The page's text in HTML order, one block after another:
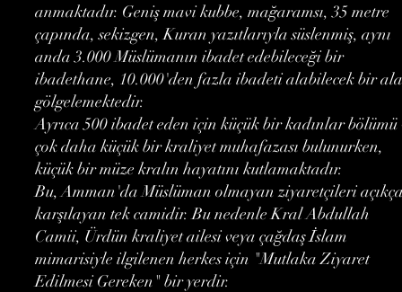
anmaktadır. Geniş mavi kubbe, mağaramsı, 35 metre
çapında, sekizgen, Kuran yazıtlarıyla süslenmiş, aynı
anda 3.000 Müslümanın ibadet edebileceği bir
ibadethane, 10.000'den fazla ibadeti alabilecek bir
gölgelemektedir.
Ayrıca 500 ibadet eden için küçük bir kadınlar bölümü
çok daha küçük bir kraliyet muhafazası bulunurken,
küçük bir müze kralın hayatını kutlamaktadır.
Bu, Amman'da Müslüman olmayan ziyaretçileri
karşılayan tek camidir. Bu nedenle Kral Abdullah
Camii, Ürdün kraliyet ailesi veya çağdaş İslam
mimarisiyle ilgilenen herkes için "Mutlaka Ziyaret
Edilmesi Gereken" bir yerdir.